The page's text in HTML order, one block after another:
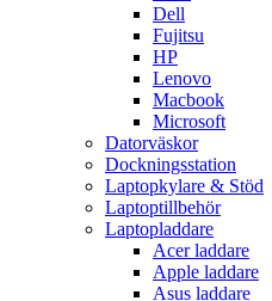
Dell
Fujitsu
HP
Lenovo
Macbook
Microsoft
Datorväskor
Dockningsstation
Laptopkylare & Stöd
Laptoptillbehör
Laptopladdare
Acer laddare
Apple laddare
Asus laddare